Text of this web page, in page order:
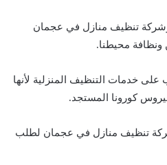
تنظيف منازل في عجمان
ونظافة محيطنا.
خدمات التنظيف المنزلية لأنها
كورونا المستجد.
تنظيف منازل في عجمان لطلب